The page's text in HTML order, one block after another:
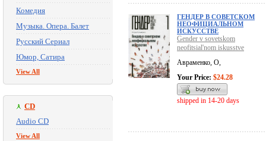
Комедия
Музыка. Опера. Балет
Русский Сериал
Юмор, Сатира
View All
CD
Audio CD
View All
ГЕНДЕР В СОВЕТСКОМ
НЕОФИЦИАЛЬНОМ
ИСКУССТВЕ
Gender v sovetskom
neofitsial'nom iskusstve
Авраменко, О,
Your Price: $24.28
shipped in 14-20 days